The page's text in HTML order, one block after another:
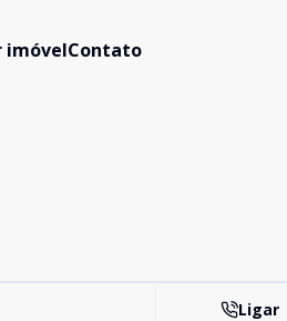
imóvelContato
Ligar